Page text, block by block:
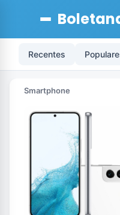
Recentes
Smartphone